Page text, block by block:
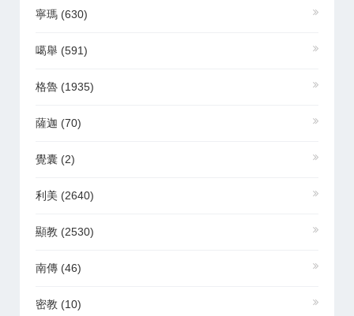
寧瑪 (630)
噶舉 (591)
格魯 (1935)
薩迦 (70)
覺囊 (2)
利美 (2640)
顯教 (2530)
南傳 (46)
密教 (10)